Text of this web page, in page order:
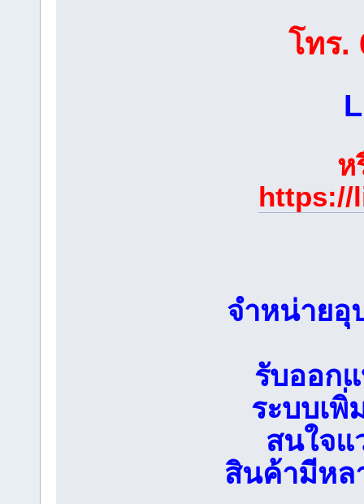
โทร.
ห
https://
จำหน่าย
รับออก
ระบบเ
สนใจแ
สินค้ามีหล